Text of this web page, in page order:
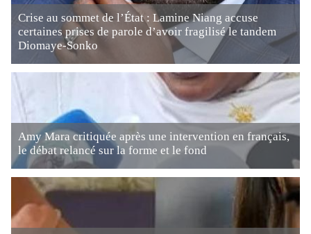
Crise au sommet de l’État : Lamine Niang accuse
certaines prises de parole d’avoir fragilisé le tandem
Diomaye-Sonko
Amy Mara critiquée après une intervention en français,
le débat relancé sur la forme et le fond